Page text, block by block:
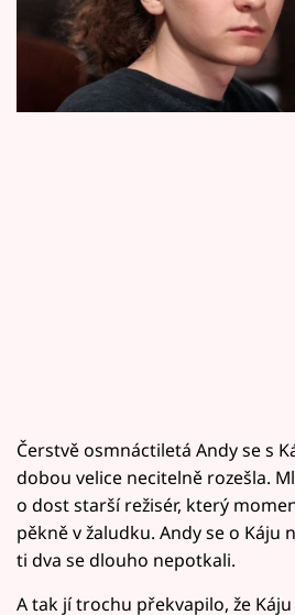
Sledujte prima+
Filmový festival
láskou Andy. Andy má k
sarkastickou připomínku.
Čerstvě osmnáctiletá Andy se s
dobou velice necitelně rozešla.
o dost starší režisér, který
pěkně v žaludku. Andy se o Káju
ti dva se dlouho nepotkali.
A tak jí trochu překvapilo, že